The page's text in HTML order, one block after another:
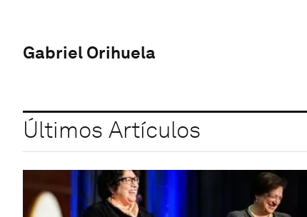
Gabriel Orihuela
Últimos Artículos